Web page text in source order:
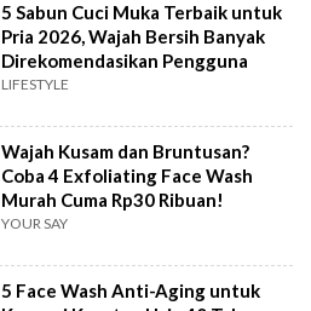
5 Sabun Cuci Muka Terbaik untuk
Pria 2026, Wajah Bersih Banyak
Direkomendasikan Pengguna
LIFESTYLE
Wajah Kusam dan Bruntusan?
Coba 4 Exfoliating Face Wash
Murah Cuma Rp30 Ribuan!
YOUR SAY
5 Face Wash Anti-Aging untuk